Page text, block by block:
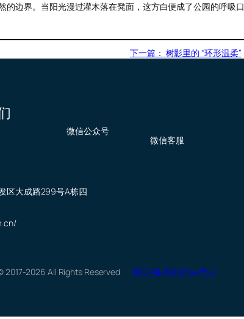
的边界。当阳光漫过灌木落在凳面，这方白便成了公园的呼吸口
下一篇： 树影里的 “环形温柔”
区大成路299号A栋四
微信公众号
微信客服
2017-2026 All Rights Reserved 苏ICP备18000544号-2